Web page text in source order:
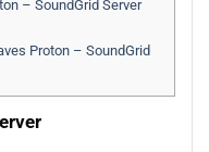
– SoundGrid Server
Proton – SoundGrid